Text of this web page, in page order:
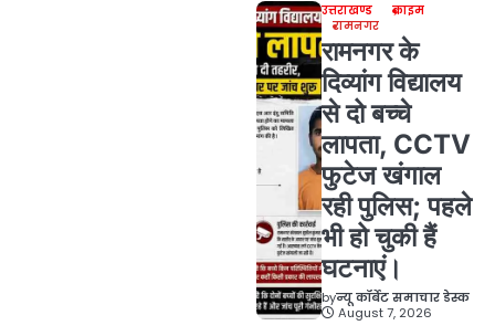
उत्तराखण्ड
क्राइम
रामनगर
रामनगर के
दिव्यांग विद्यालय
से दो बच्चे
लापता, CCTV
फुटेज खंगाल
रही पुलिस; पहले
भी हो चुकी हैं
घटनाएं।
byन्यू कॉर्बेट समाचार डेस्क
August 7, 2026